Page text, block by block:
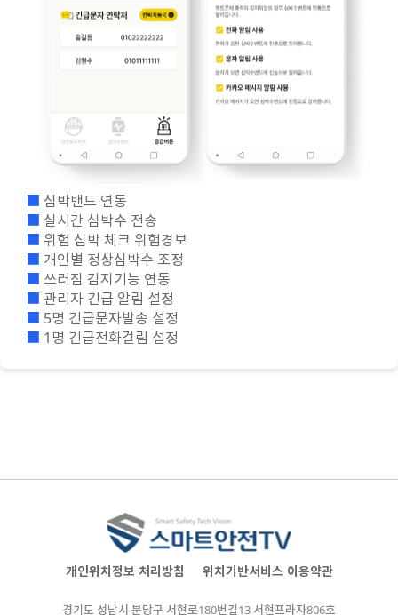
■ 심박밴드 연동
■ 실시간 심박수 전송
■ 위험 심박 체크 위험경보
■ 개인별 정상심박수 조정
■ 쓰러짐 감지기능 연동
■ 관리자 긴급 알림 설정
■ 5명 긴급문자발송 설정
■ 1명 긴급전화걸림 설정
개인위치정보 처리방침 위치기반서비스 이용약관
경기도 성남시 분당구 서현로180번길13 서현프라자806호